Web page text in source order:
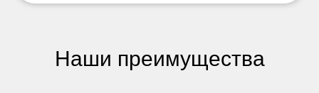
Наши преимущества